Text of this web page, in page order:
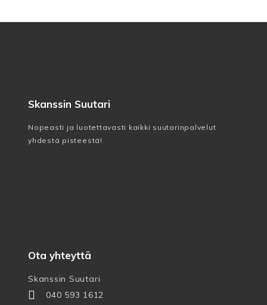
Skanssin Suutari
Nopeasti ja luotettavasti kaikki suutarinpalvelut
yhdestä pisteestä!
Ota yhteyttä
Skanssin Suutari
040 593 1612